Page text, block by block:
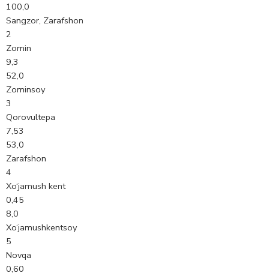
100,0
Sangzor, Zarafshon
2
Zomin
9,3
52,0
Zominsoy
3
Qorovultepa
7,53
53,0
Zarafshon
4
Xo‘jamush kent
0,45
8,0
Xo‘jamushkentsoy
5
Novqa
0,60